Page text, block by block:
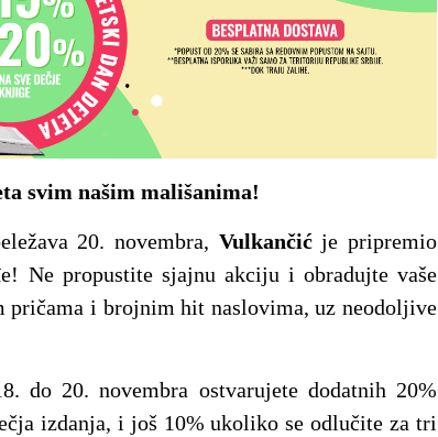
svim našim mališanima!
20. novembra, Vulkančićje pripremio
Ne propustite sjajnu akciju i obradujte vaše
pričama i brojnim hit naslovima, uz neodoljive
do 20. novembra ostvarujete dodatnih 20%
izdanja, i još 10% ukoliko se odlučite za tri